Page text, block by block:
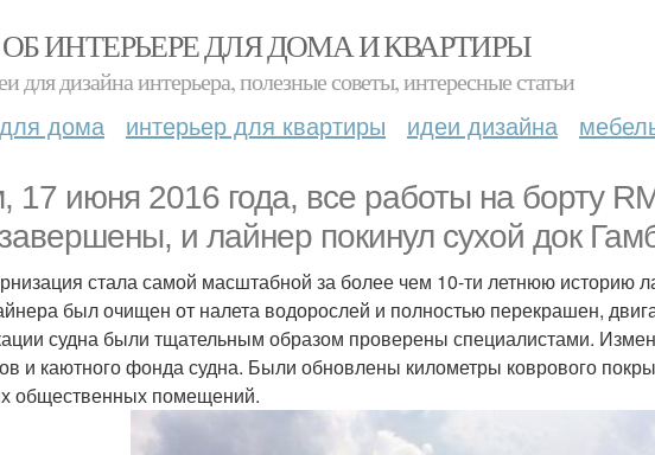
ИНТЕРЬЕРЕ ДЛЯ ДОМА И КВАРТИРЫ
для дизайна интерьера, полезные советы, интересные статьи
дома интерьер для квартиры идеи дизайна
17 июня 2016 года, все работы на борту
и лайнер покинул сухой док
стала самой масштабной за более чем 10-ти летнюю историю
был очищен от налета водорослей и полностью перекрашен,
судна были тщательным образом проверены специалистами.
и каютного фонда судна. Были обновлены километры коврового
общественных помещений.